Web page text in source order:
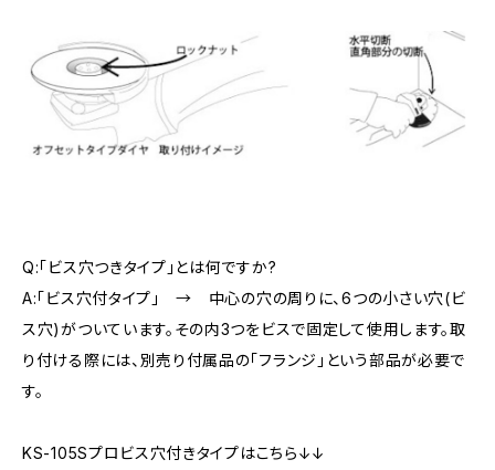
Q:「ビス穴つきタイプ」とは何ですか?
A:「ビス穴付タイプ」 → 中心の穴の周りに、6つの小さい穴(ビ
ス穴)がついています。その内3つをビスで固定して使用します。取
り付ける際には、別売り付属品の「フランジ」という部品が必要で
す。
KS-105Sプロビス穴付きタイプはこちら↓↓